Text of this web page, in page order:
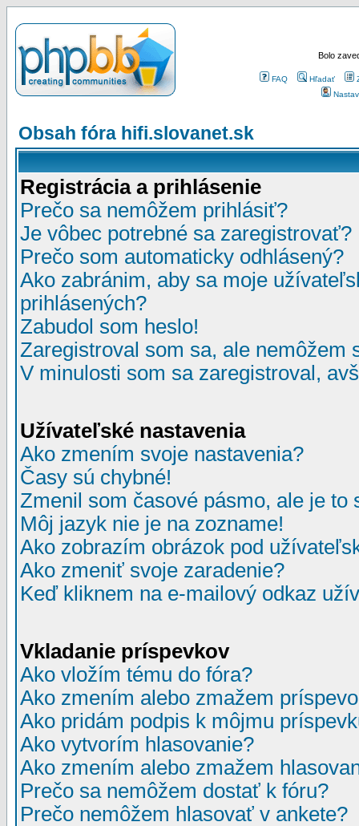
Bolo
FAQ Hľadať
Obsah fóra hifi.slovanet.sk
Registrácia a prihlásenie
Prečo sa nemôžem prihlásiť?
Je vôbec potrebné sa zaregistrovať?
Prečo som automaticky odhlásený?
Ako zabránim, aby sa moje
prihlásených?
Zabudol som heslo!
Zaregistroval som sa, ale nemôžem
V minulosti som sa zaregistroval,
Užívateľské nastavenia
Ako zmením svoje nastavenia?
Časy sú chybné!
Zmenil som časové pásmo, ale je to
Môj jazyk nie je na zozname!
Ako zobrazím obrázok pod
Ako zmeniť svoje zaradenie?
Keď kliknem na e-mailový odkaz
Vkladanie príspevkov
Ako vložím tému do fóra?
Ako zmením alebo zmažem
Ako pridám podpis k môjmu
Ako vytvorím hlasovanie?
Ako zmením alebo zmažem
Prečo sa nemôžem dostať k fóru?
Prečo nemôžem hlasovať v ankete?